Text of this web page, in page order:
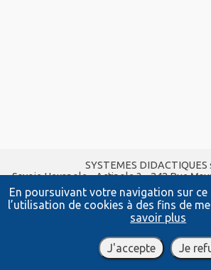
En poursuivant votre navigation sur ce
l’utilisation de cookies à des fins de
savoir plus
J'accepte Je
SYSTEMES DIDACTIQUES
Savoie Hexapole - Actipole 3 - 242 Rue
VIVIERS DU LAC
Tel : 04 56 42 80 70| Fax :04 56
xavier.granjon@systemes-
www.systemes-